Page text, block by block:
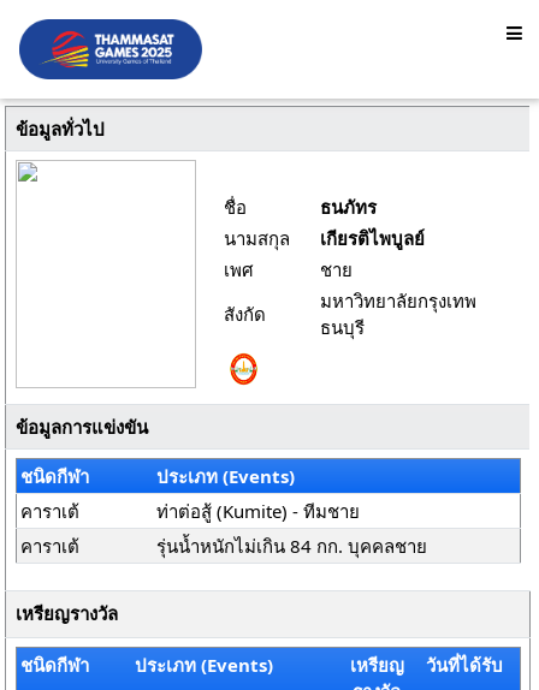
ข้อมูลทั่วไป
ชื่อ
ธนภัทร
นามสกุล
เกียรติไพบูลย์
เพศ
ชาย
สังกัด
มหาวิทยาลัยกรุงเทพ
ธนบุรี
ข้อมูลการแข่งขัน
ชนิดกีฬา
ประเภท (Events)
คาราเต้
ท่าต่อสู้ (Kumite) - ทีมชาย
คาราเต้
รุ่นน้ำหนักไม่เกิน 84 กก. บุคคลชาย
เหรียญรางวัล
ชนิดกีฬา ประเภท (Events)
เหรียญ
วันที่ได้รับ